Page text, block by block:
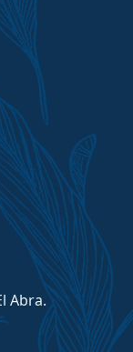
Abra.